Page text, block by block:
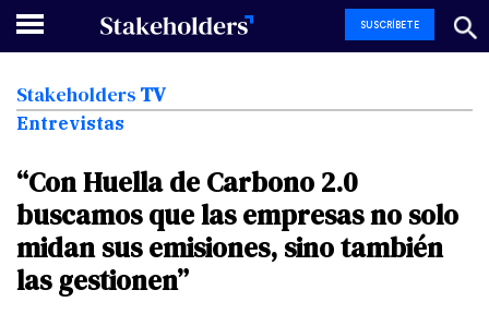
SUSCRÍBETE
Stakeholders TV
Entrevistas
“ConHuella de Carbono 2.0
buscamos quelas empresasno solo
midan sus emisiones, sinotambién
las gestionen”